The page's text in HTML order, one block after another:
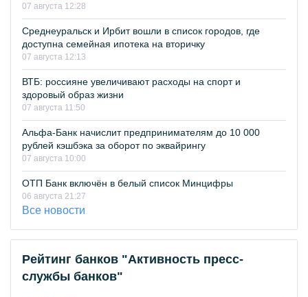
07 августа 12:28
Среднеуральск и Ирбит вошли в список городов, где
доступна семейная ипотека на вторичку
07 августа 12:13
ВТБ: россияне увеличивают расходы на спорт и
здоровый образ жизни
07 августа 11:50
Альфа-Банк начислит предпринимателям до 10 000
рублей кэшбэка за оборот по эквайрингу
07 августа 10:00
ОТП Банк включён в белый список Минцифры
06 августа 21:27
Все новости
Рейтинг банков "Активность пресс-
службы банков"